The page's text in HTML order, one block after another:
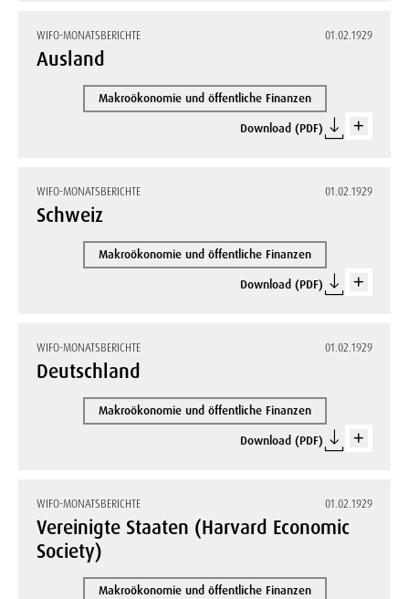
WIFO-MONATSBERICHTE 01.02.1929
Ausland
Makroökonomie und öffentliche Finanzen
Download (PDF)
WIFO-MONATSBERICHTE 01.02.1929
Schweiz
Makroökonomie und öffentliche Finanzen
Download (PDF)
WIFO-MONATSBERICHTE 01.02.1929
Deutschland
Makroökonomie und öffentliche Finanzen
Download (PDF)
WIFO-MONATSBERICHTE 01.02.1929
Vereinigte Staaten (Harvard Economic
Society)
Makroökonomie und öffentliche Finanzen